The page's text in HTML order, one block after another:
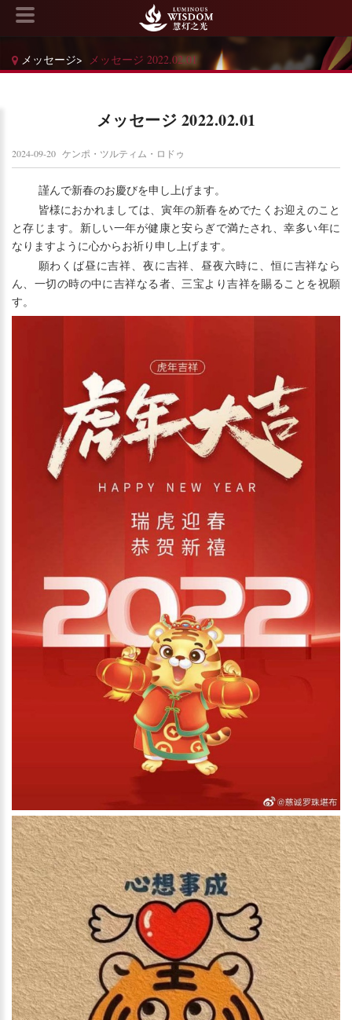
メッセージ> メッセージ 2022.02.01
メッセージ 2022.02.01
2024-09-20 ケンポ・ツルティム・ロドゥ
謹んで新春のお慶びを申し上げます。
皆様におかれましては、寅年の新春をめでたくお迎えのこと
と存じます。新しい一年が健康と安らぎで満たされ、幸多い年に
なりますように心からお祈り申し上げます。
願わくば昼に吉祥、夜に吉祥、昼夜六時に、恒に吉祥なら
ん、一切の時の中に吉祥なる者、三宝より吉祥を賜ることを祝願
す。